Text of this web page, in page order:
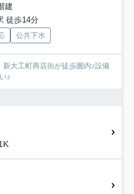
建
徒歩14分
公共下水
大工町商店街が徒歩圏内♪設備
♪